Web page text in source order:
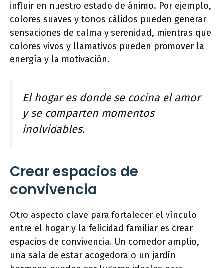
influir en nuestro estado de ánimo. Por ejemplo,
colores suaves y tonos cálidos pueden generar
sensaciones de calma y serenidad, mientras que
colores vivos y llamativos pueden promover la
energía y la motivación.
El hogar es donde se cocina el amor
y se comparten momentos
inolvidables.
Crear espacios de
convivencia
Otro aspecto clave para fortalecer el vínculo
entre el hogar y la felicidad familiar es crear
espacios de convivencia. Un comedor amplio,
una sala de estar acogedora o un jardín